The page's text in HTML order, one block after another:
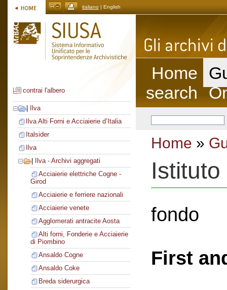
italiano | English
contrai l'albero
Ilva
Ilva Alti Forni e Acciaierie d’Italia
Italsider
Ilva
Ilva - Archivi aggregati
Acciaierie elettriche Cogne -
Girod
Acciaierie e ferriere nazionali
Acciaierie venete
Agglomerati antracite Aosta
Alti forni, Fonderie e Acciaierie
di Piombino
Ansaldo Cogne
Ansaldo Coke
Breda siderurgica
Home
search
Home »
fondo
First